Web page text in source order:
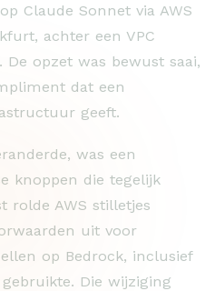
Claude Sonnet via AWS
achter een VPC
opzet was bewust saai,
dat een
geeft.
was een
knoppen die tegelijk
rolde AWS stilletjes
uit voor
op Bedrock, inclusief
Die wijziging